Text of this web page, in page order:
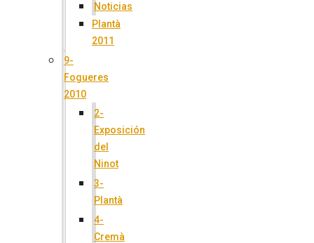
Noticias
Plantà
2011
9-
Fogueres
2010
2-
Exposición
del
Ninot
3-
Plantà
4-
Cremà